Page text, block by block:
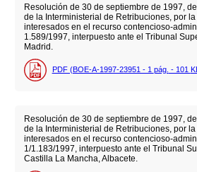
Resolución de 30 de septiembre de 1997,
de la Interministerial de Retribuciones, por
interesados en el recurso contencioso-
1.589/1997, interpuesto ante el Tribunal
Madrid.
PDF (BOE-A-1997-23951 - 1 pág. - 101
Resolución de 30 de septiembre de 1997,
de la Interministerial de Retribuciones, por
interesados en el recurso contencioso-
1/1.183/1997, interpuesto ante el Tribunal
Castilla La Mancha, Albacete.